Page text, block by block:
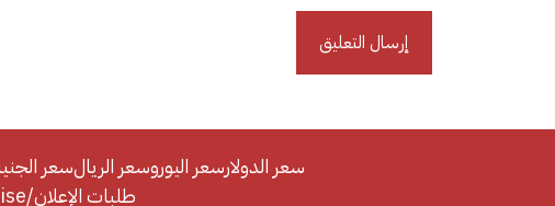
سعر الدولارسعر اليوروسعر الريالسعر
طلبات الإعلان/Advertise